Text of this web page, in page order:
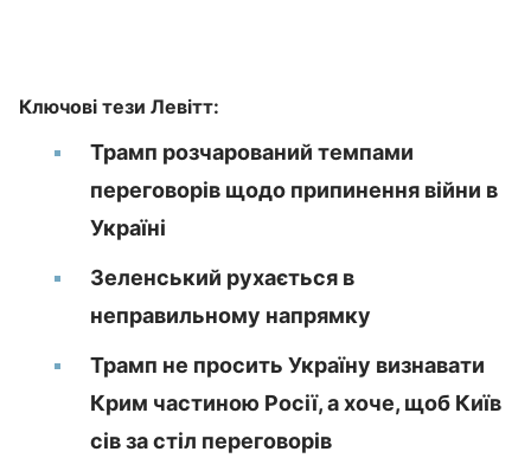
Ключові тези Левітт:
Трамп розчарований темпами
переговорів щодо припинення війни в
Україні
Зеленський рухається в
неправильному напрямку
Трамп не просить Україну визнавати
Крим частиною Росії, а хоче, щоб Київ
сів за стіл переговорів